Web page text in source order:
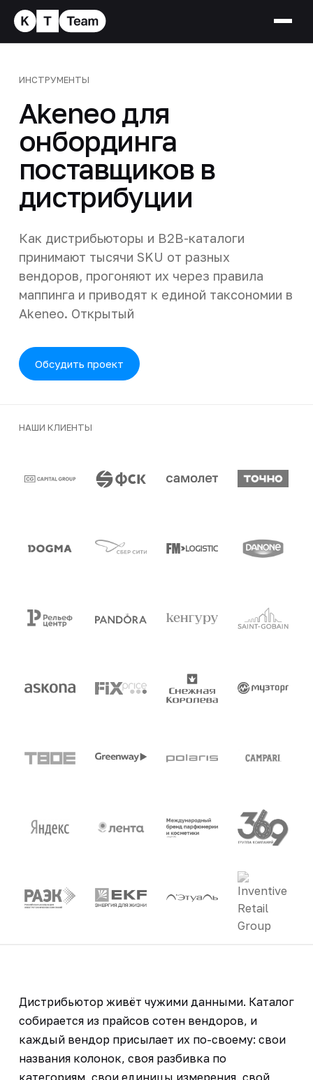
ИНСТРУМЕНТЫ
Akeneo для
онбординга
поставщиков в
дистрибуции
Как дистрибьюторы и B2B-каталоги
принимают тысячи SKU от разных
вендоров, прогоняют их через правила
маппинга и приводят к единой таксономии в
Akeneo. Открытый
Обсудить проект
НАШИ КЛИЕНТЫ
Дистрибьютор живёт чужими данными. Каталог
собирается из прайсов сотен вендоров, и
каждый вендор присылает их по-своему: свои
названия колонок, своя разбивка по
категориям, свои единицы измерения, свой